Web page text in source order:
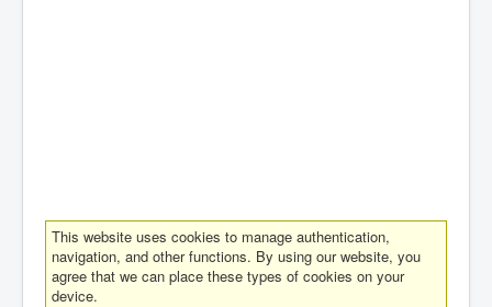
This website uses cookies to manage authentication,
navigation, and other functions. By using our website, you
agree that we can place these types of cookies on your
device.